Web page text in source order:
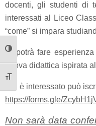
Attiva/disattiva alto
Attiva/disattiva
docenti, gli studenti di
interessati al Liceo
“come” si impara
Si potrà fare
nuova didattica ispirata
Chi è interessato può
https://forms.gle/
Non sarà data